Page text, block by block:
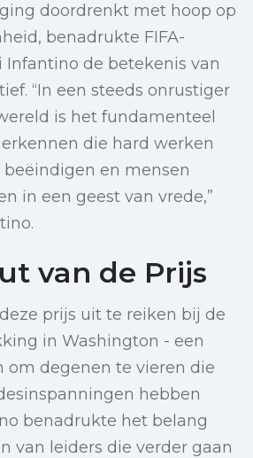
doordrenkt met hoop op
benadrukte FIFA-
Infantino de betekenis van
“In een steeds onrustiger
is het fundamenteel
die hard werken
en mensen
in een geest van vrede,”
van de Prijs
prijs uit te reiken bij de
in Washington - een
om degenen te vieren die
hebben
benadrukte het belang
van leiders die verder gaan